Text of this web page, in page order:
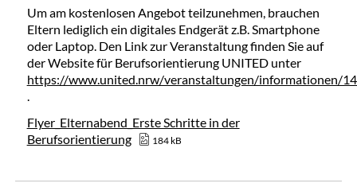
Um am kostenlosen Angebot teilzunehmen, brauchen
Eltern lediglich ein digitales Endgerät z.B. Smartphone
oder Laptop. Den Link zur Veranstaltung finden Sie auf
der Website für Berufsorientierung UNITED unter
https://www.united.nrw/veranstaltungen/informationen/
.
Flyer_Elternabend_Erste Schritte in der
Berufsorientierung
184 kB